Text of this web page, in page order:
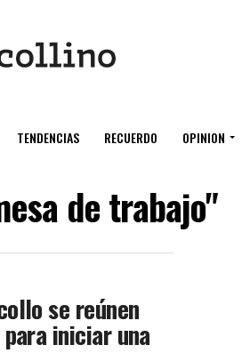
TENDENCIAS RECUERDO OPINION
de trabajo"
se reúnen
iniciar una